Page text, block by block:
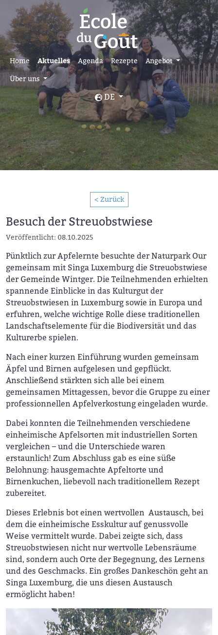
Home Aktuelles Agenda Rezepte Angebot
Über uns
DE
< Zurück
Besuch der Streuobstwiese
Veröffentlicht: 08.10.2025
Pünktlich zur Apfelernte besuchte der Naturpark Our
gemeinsam mit Singa Luxemburg die Streuobstwiese
der Gemeinde Wintger. Die Teilnehmenden erhielten
spannende Einblicke in das Kulturgut der
Streuobstwiesen in Luxemburg sowie in Europa und
erfuhren, welche wichtige Rolle diese traditionellen
Landschaftselemente für die Biodiversität und das
Kulturerbe spielen.
Nach einer kurzen Einführung wurden gemeinsam
Äpfel und Birnen aufgelesen und gepflückt.
Anschließend stärkten sich alle bei einem
gemeinsamen Mittagessen, bevor die Gruppe zu einer
professionnellen Apfelverkostung eingeladen wurde.
Dabei konnten die Teilnehmenden verschiedene
einheimische Apfelsorten mit industriellen Sorten
vergleichen – und die Unterschiede waren
erstaunlich! Zum Abschluss gab es eine süße
Belohnung: hausgemachte Apfeltorte und
Birnenkuchen, liebevoll nach traditionellem Rezept
zubereitet.
Dieses Erlebnis bot einen wertvollen Austausch, bei
dem die einheimische Esskultur auf genussvolle
Weise vermittelt wurde. Dabei zeigte sich, dass
Streuobstwiesen nicht nur wertvolle Lebensräume
sind, sondern auch Orte der Begegnung, des Lernens
und des Geschmacks. Ein großes Dankeschön geht an
Singa Luxemburg, die uns diesen Austausch
ermöglicht haben!